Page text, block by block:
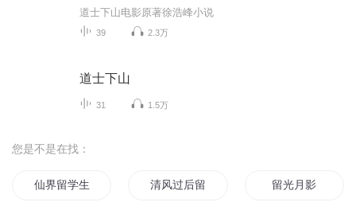
道士下山电影原著徐浩峰小说
39 2.3万
道士下山
31 1.5万
您是不是在找：
仙界留学生 清风过后留下的是我们 留光月影